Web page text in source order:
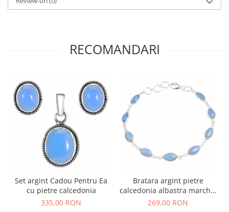
RECOMANDARI
Set argint Cadou Pentru Ea
cu pietre calcedonia
335,00 RON
Bratara argint pietre
calcedonia albastra marchiz
18-20 cm
269,00 RON